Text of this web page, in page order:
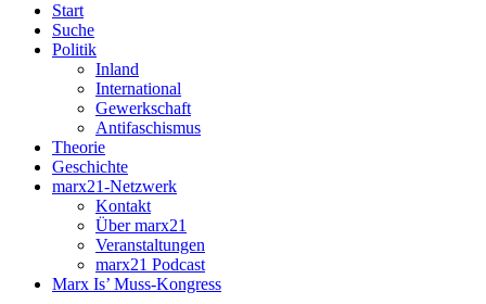
Start
Suche
Politik
Inland
International
Gewerkschaft
Antifaschismus
Theorie
Geschichte
marx21-Netzwerk
Kontakt
Über marx21
Veranstaltungen
marx21 Podcast
Marx Is’ Muss-Kongress